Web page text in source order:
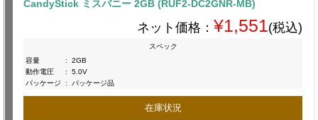
CandyStick ミスバニー 2GB (RUF2-DC2GNR-MB)
ネット価格： ¥1,551(税込)
スペック
容量
:
2GB
動作電圧
:
5.0V
パッケージ
: パッケージ品
在庫状況